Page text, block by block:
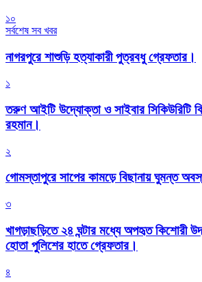
১০
সর্বশেষ সব খবর
নাগরপুরে শাশুড়ি হত্যাকারী পুত্রবধু গ্রেফতার।
১
তরুণ আইটি উদ্যোক্তা ও সাইবার সিকিউরিটি
রহমান।
২
গোমস্তাপুরে সাপের কামড়ে বিছানায় ঘুমন্ত
৩
খাগড়াছড়িতে ২৪ ঘন্টার মধ্যে অপহৃত কিশোরী
হোতা পুলিশের হাতে গ্রেফতার।
৪